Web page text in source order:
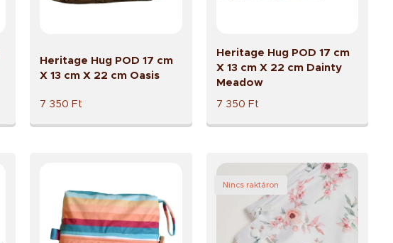
Heritage Hug POD 17 cm
X 13 cm X 22 cm Oasis
7 350 Ft
Heritage Hug POD 17 cm
X 13 cm X 22 cm Dainty
Meadow
7 350 Ft
Nincs raktáron